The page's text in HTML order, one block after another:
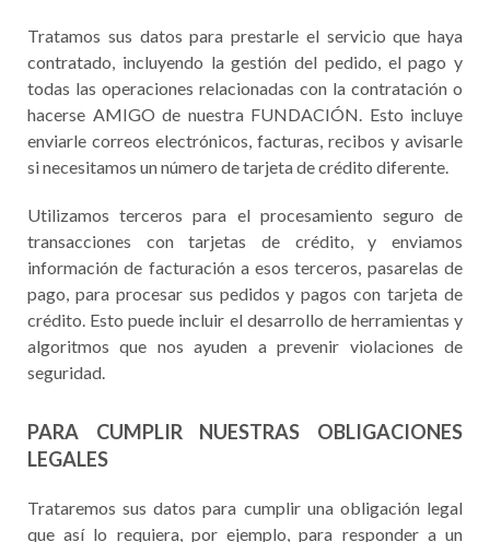
Tratamos sus datos para prestarle el servicio que haya
contratado, incluyendo la gestión del pedido, el pago y
todas las operaciones relacionadas con la contratación o
hacerse AMIGO de nuestra FUNDACIÓN. Esto incluye
enviarle correos electrónicos, facturas, recibos y avisarle
si necesitamos un número de tarjeta de crédito diferente.
Utilizamos terceros para el procesamiento seguro de
transacciones con tarjetas de crédito, y enviamos
información de facturación a esos terceros, pasarelas de
pago, para procesar sus pedidos y pagos con tarjeta de
crédito. Esto puede incluir el desarrollo de herramientas y
algoritmos que nos ayuden a prevenir violaciones de
seguridad.
PARA CUMPLIR NUESTRAS OBLIGACIONES
LEGALES
Trataremos sus datos para cumplir una obligación legal
que así lo requiera, por ejemplo, para responder a un